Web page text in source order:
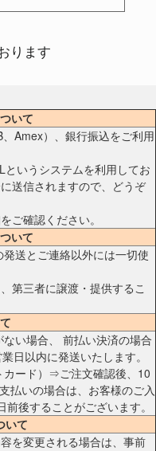
ります
いて
Amex）、銀行振込をご利用
いうシステムを利用してお
送信されますので、どうぞ
ご確認ください。
いて
送とご連絡以外には一切使
第三者に譲渡・提供するこ
ない場合、 前払い決済の場合
日以内に発送いたします。
カード）⇒ご注文確認後、10
払いの場合は、お客様のご入
後することがございます。
いて
を変更される場合は、事前